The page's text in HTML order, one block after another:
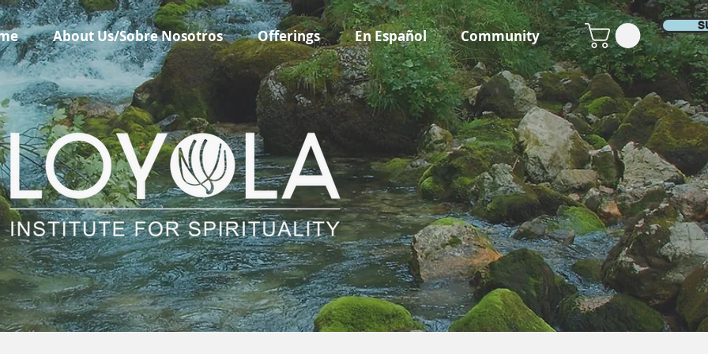
About Us/Sobre Nosotros Offerings En Español Community